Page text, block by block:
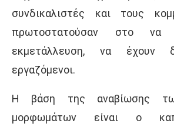
συνδικαλιστές και τους
πρωτοστατούσαν στο να
εκμετάλλευση, να έχουν
εργαζόμενοι.
Η βάση της αναβίωσης
μορφωμάτων είναι ο